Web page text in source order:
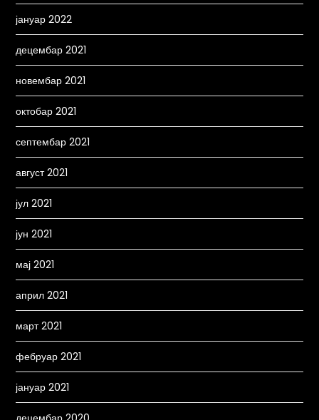
јануар 2022
децембар 2021
новембар 2021
октобар 2021
септембар 2021
август 2021
јул 2021
јун 2021
мај 2021
април 2021
март 2021
фебруар 2021
јануар 2021